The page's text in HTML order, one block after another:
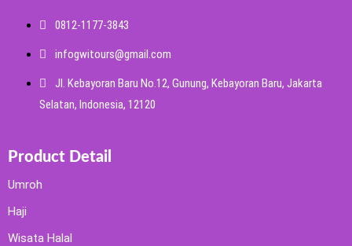
0812-1177-3843
infogwitours@gmail.com
Jl. Kebayoran Baru No.12, Gunung, Kebayoran Baru, Jakarta
Selatan, Indonesia, 12120
Product Detail
Umroh
Haji
Wisata Halal